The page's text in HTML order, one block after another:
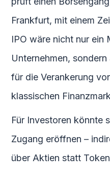
Frankfurt, mit einem
IPO wäre nicht nur ein
Unternehmen,
für die Verankerung
klassischen
Für Investoren könnte
Zugang eröffnen –
über Aktien statt